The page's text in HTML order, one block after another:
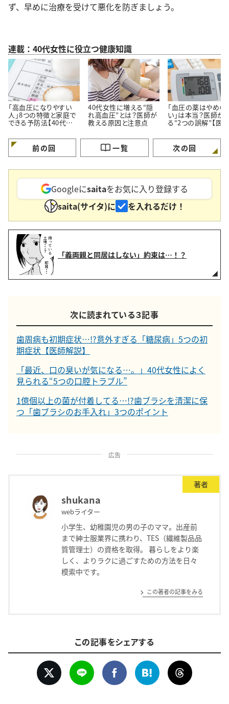
ず、早めに治療を受けて悪化を防ぎましょう。
連載：40代女性に役立つ健康知識
「高血圧になりやすい
人」8つの特徴と家庭で
できる予防法【40代から
40代女性に増える“隠
れ高血圧”とは？医師が
教える原因と注意点
「血圧の薬はやめら
い」は本当？医師が
る“2つの誤解”【医
前の回 一覧 次の回
Googleにsaitaをお気に入り登録する
saita(サイタ)に
を入れるだけ！
「義両親と同居はしない」約束は…！？
次に読まれている３記事
歯周病も初期症状…!?意外すぎる「糖尿病」5つの初
期症状【医師解説】
「最近、口の臭いが気になる…。」40代女性によく
見られる“5つの口腔トラブル”
1億個以上の菌が付着してる…!?歯ブラシを清潔に保
つ「歯ブラシのお手入れ」3つのポイント
広告
著者
shukana
webライター
小学生、幼稚園児の男の子のママ。出産前
まで紳士服業界に携わり、TES（繊維製品品
質管理士）の資格を取得。 暮らしをより楽
しく、よりラクに過ごすための方法を日々
模索中です。
この著者の記事をみる
この記事をシェアする